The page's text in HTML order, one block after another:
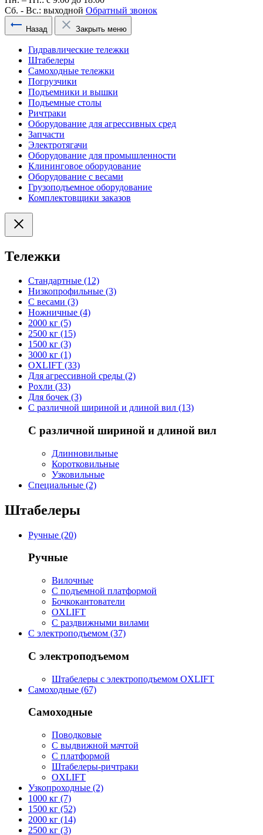
Сб. - Вс.: выходной Обратный звонок
Назад Закрыть меню
Гидравлические тележки
Штабелеры
Самоходные тележки
Погрузчики
Подъемники и вышки
Подъемные столы
Ричтраки
Оборудование для агрессивных сред
Запчасти
Электротягачи
Оборудование для промышленности
Клининговое оборудование
Оборудование с весами
Грузоподъемное оборудование
Комплектовщики заказов
Тележки
Стандартные (12)
Низкопрофильные (3)
С весами (3)
Ножничные (4)
2000 кг (5)
2500 кг (15)
1500 кг (3)
3000 кг (1)
OXLIFT (33)
Для агрессивной среды (2)
Рохли (33)
Для бочек (3)
С различной шириной и длиной вил (13)
С различной шириной и длиной вил
Длинновильные
Коротковильные
Узковильные
Cпециальные (2)
Штабелеры
Ручные (20)
Ручные
Вилочные
С подъемной платформой
Бочкокантователи
OXLIFT
С раздвижными вилами
С электроподъемом (37)
С электроподъемом
Штабелеры с электроподъемом OXLIFT
Самоходные (67)
Самоходные
Поводковые
С выдвижной мачтой
С платформой
Штабелеры-ричтраки
OXLIFT
Узкопроходные (2)
1000 кг (7)
1500 кг (52)
2000 кг (14)
2500 кг (3)